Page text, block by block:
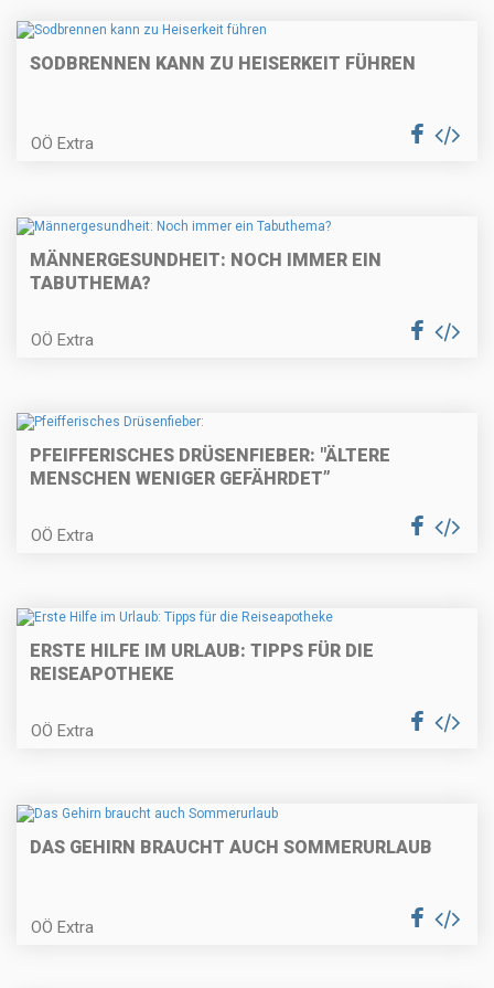
SODBRENNEN KANN ZU HEISERKEIT FÜHREN
OÖ Extra
MÄNNERGESUNDHEIT: NOCH IMMER EIN
TABUTHEMA?
OÖ Extra
PFEIFFERISCHES DRÜSENFIEBER: "ÄLTERE
MENSCHEN WENIGER GEFÄHRDET”
OÖ Extra
ERSTE HILFE IM URLAUB: TIPPS FÜR DIE
REISEAPOTHEKE
OÖ Extra
DAS GEHIRN BRAUCHT AUCH SOMMERURLAUB
OÖ Extra